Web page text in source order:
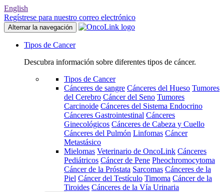
English
Regístrese para nuestro correo electrónico
Alternar la navegación
Tipos de Cancer
Descubra información sobre diferentes tipos de cáncer.
Tipos de Cancer
Cánceres de sangre Cánceres del Hueso Tumores
del Cerebro Cáncer del Seno Tumores
Carcinoide Cánceres del Sistema Endocrino
Cánceres Gastrointestinal Cánceres
Ginecológicos Cánceres de Cabeza y Cuello
Cánceres del Pulmón Linfomas Cáncer
Metastásico
Mielomas Veterinario de OncoLink Cánceres
Pediátricos Cáncer de Pene Pheochromocytoma
Cáncer de la Próstata Sarcomas Cánceres de la
Piel Cáncer del Testículo Timoma Cáncer de la
Tiroides Cánceres de la Vía Urinaria